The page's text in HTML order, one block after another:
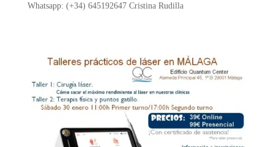
Whatsapp: (+34) 645192647 Cristina Rudilla